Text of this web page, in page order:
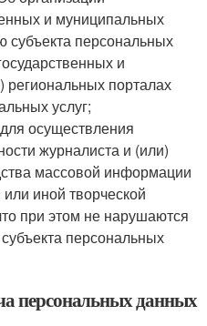
и муниципальных
субъекта персональных
и
региональных порталах
услуг;
осуществления
журналиста и (или)
массовой информации
иной творческой
при этом не нарушаются
персональных
персональных данных